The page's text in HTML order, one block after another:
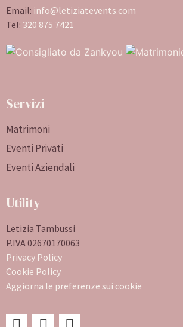
Email: info@letiziatevents.com
Tel: 320 875 7421
Servizi
Matrimoni
Eventi Privati
Eventi Aziendali
Utility
Letizia Tambussi
P.IVA 02670170063
Privacy Policy
Cookie Policy
Aggiorna le preferenze sui cookie